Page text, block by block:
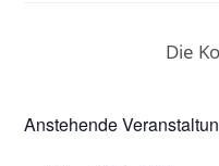
Die
Anstehende